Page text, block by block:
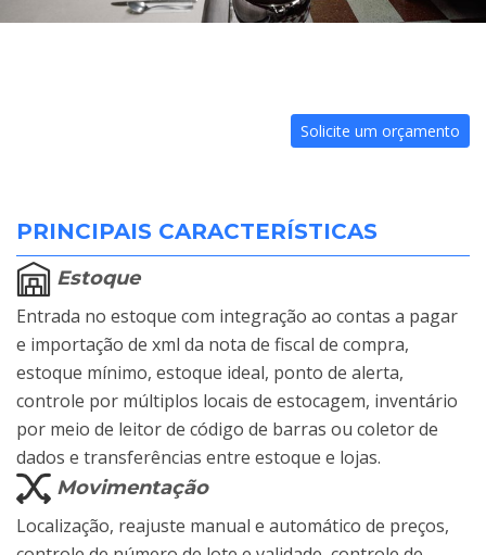
Solicite um orçamento
PRINCIPAIS CARACTERÍSTICAS
Estoque
Entrada no estoque com integração ao contas a pagar
e importação de xml da nota de fiscal de compra,
estoque mínimo, estoque ideal, ponto de alerta,
controle por múltiplos locais de estocagem, inventário
por meio de leitor de código de barras ou coletor de
dados e transferências entre estoque e lojas.
Movimentação
Localização, reajuste manual e automático de preços,